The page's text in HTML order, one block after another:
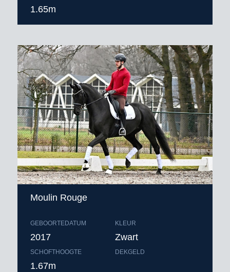
1.65m
Moulin Rouge
GEBOORTEDATUM
2017
SCHOFTHOOGTE
1.67m
KLEUR
Zwart
DEKGELD